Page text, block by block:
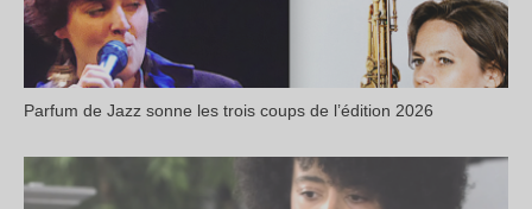
Parfum de Jazz sonne les trois coups de l’édition 2026